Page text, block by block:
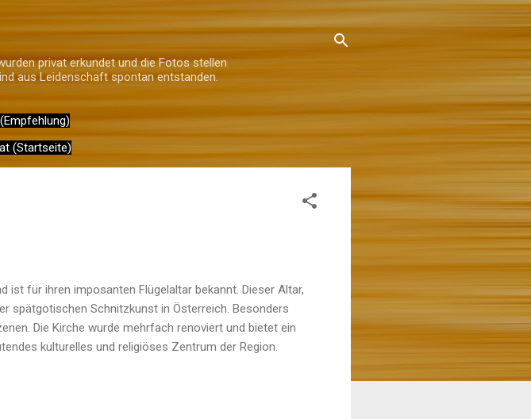
privat erkundet und die Fotos stellen
aus Leidenschaft spontan entstanden.
(Startseite)
ist für ihren imposanten Flügelaltar bekannt. Dieser Altar,
spätgotischen Schnitzkunst in Österreich. Besonders
Die Kirche wurde mehrfach renoviert und bietet ein
kulturelles und religiöses Zentrum der Region.